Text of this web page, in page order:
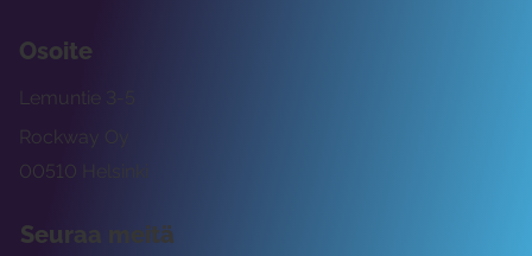
Osoite
Rockway Oy
Lemuntie 3-5
00510 Helsinki
Seuraa meitä